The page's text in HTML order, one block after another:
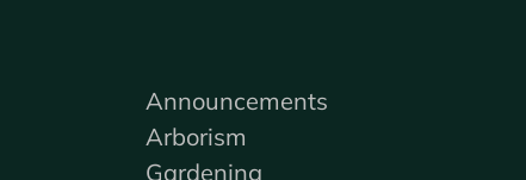
Announcements
Arborism
Gardening